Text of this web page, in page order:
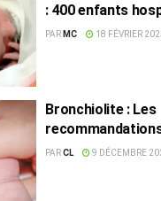
: 400 enfants
heures
PAR MC 18 FÉVRIER
Bronchiolite : Les
de la Santé
PARCL 9 DÉCEMBRE